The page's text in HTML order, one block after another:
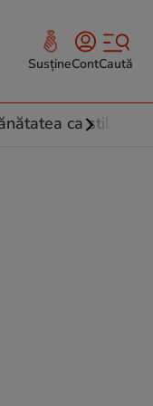
SusțineContCaută
ca stil de